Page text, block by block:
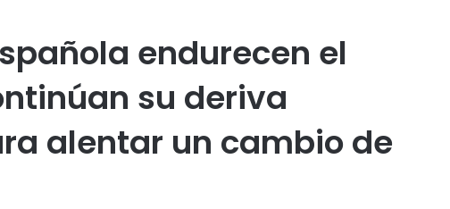
endurecen el
su deriva
alentar un cambio de